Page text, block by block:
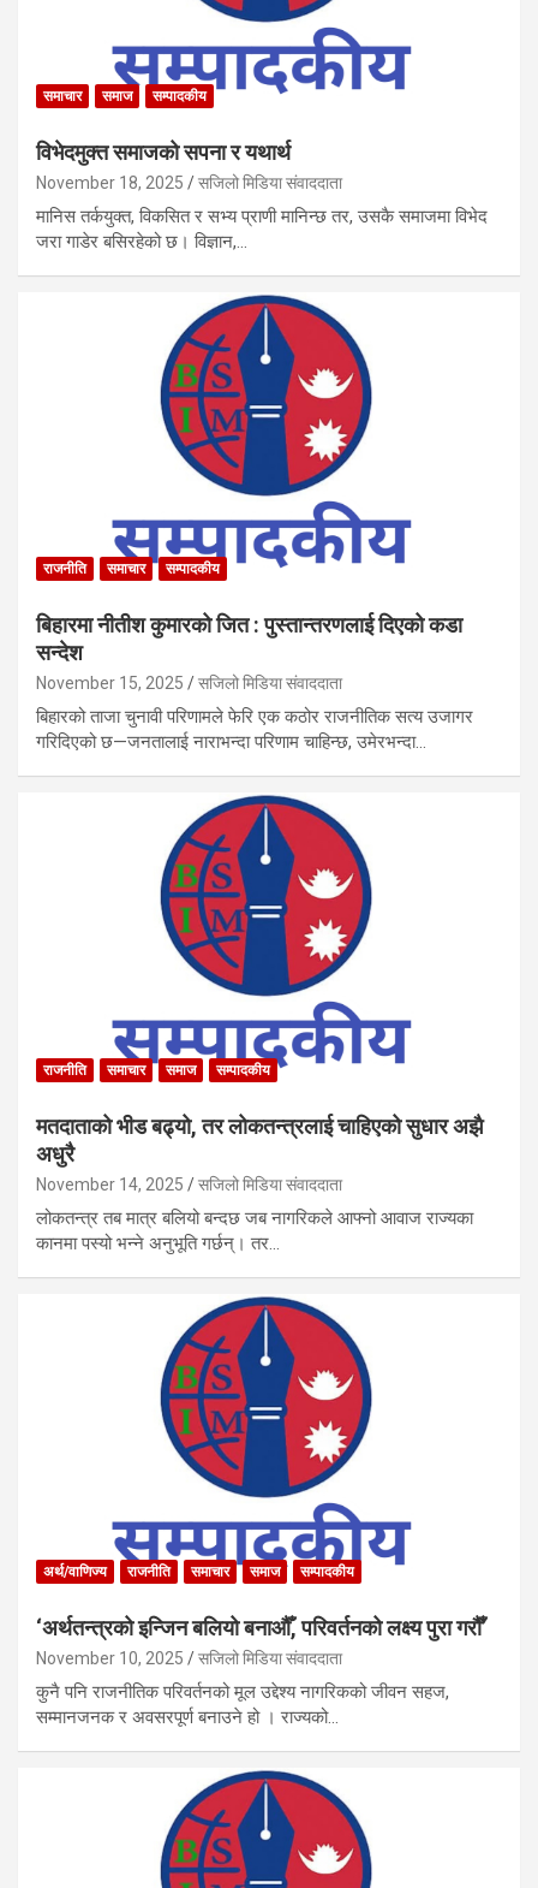
समाचार समाज सम्पादकीय
विभेदमुक्त समाजको सपना र यथार्थ
November 18, 2025 सजिलो मिडिया संवाददाता
मानिस तर्कयुक्त, विकसित र सभ्य प्राणी मानिन्छ तर, उसकै समाजमा विभेद
जरा गाडेर बसिरहेको छ। विज्ञान,…
राजनीति समाचार सम्पादकीय
बिहारमा नीतीश कुमारको जित : पुस्तान्तरणलाई दिएको कडा
सन्देश
November 15, 2025 सजिलो मिडिया संवाददाता
बिहारको ताजा चुनावी परिणामले फेरि एक कठोर राजनीतिक सत्य उजागर
गरिदिएको छ—जनतालाई नाराभन्दा परिणाम चाहिन्छ, उमेरभन्दा…
राजनीति समाचार समाज सम्पादकीय
मतदाताको भीड बढ्यो, तर लोकतन्त्रलाई चाहिएको सुधार अझै
अधुरै
November 14, 2025 सजिलो मिडिया संवाददाता
लोकतन्त्र तब मात्र बलियो बन्दछ जब नागरिकले आफ्नो आवाज राज्यका
कानमा पस्यो भन्ने अनुभूति गर्छन्। तर…
अर्थ/वाणिज्य राजनीति समाचार समाज सम्पादकीय
‘अर्थतन्त्रको इन्जिन बलियो बनाऔँ, परिवर्तनको लक्ष्य पुरा गरौँ’
November 10, 2025 सजिलो मिडिया संवाददाता
कुनै पनि राजनीतिक परिवर्तनको मूल उद्देश्य नागरिकको जीवन सहज,
सम्मानजनक र अवसरपूर्ण बनाउने हो । राज्यको…